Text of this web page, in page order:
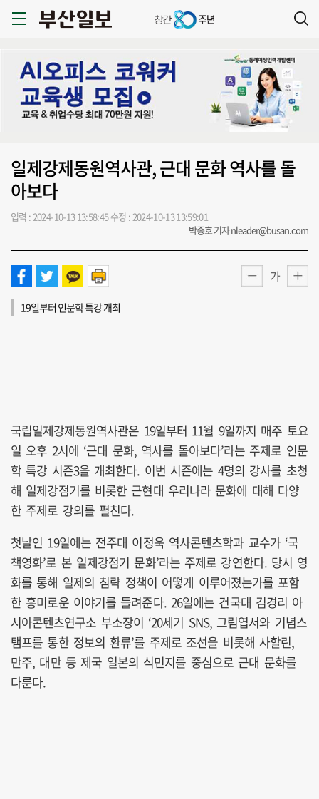
일제강제동원역사관, 근대 문화 역사를 돌
아보다
입력 : 2024-10-13 13:58:45수정 : 2024-10-13 13:59:01
박종호 기자 nleader@busan.com
가
19일부터 인문학 특강 개최
국립일제강제동원역사관은 19일부터 11월 9일까지 매주 토요
일 오후 2시에 ‘근대 문화, 역사를 돌아보다’라는 주제로 인문
학 특강 시즌3을 개최한다. 이번 시즌에는 4명의 강사를 초청
해 일제강점기를 비롯한 근현대 우리나라 문화에 대해 다양
한 주제로 강의를 펼친다.
첫날인 19일에는 전주대 이정욱 역사콘텐츠학과 교수가 ‘국
책영화’로 본 일제강점기 문화’라는 주제로 강연한다. 당시 영
화를 통해 일제의 침략 정책이 어떻게 이루어졌는가를 포함
한 흥미로운 이야기를 들려준다. 26일에는 건국대 김경리 아
시아콘텐츠연구소 부소장이 ‘20세기 SNS, 그림엽서와 기념스
탬프를 통한 정보의 환류’를 주제로 조선을 비롯해 사할린,
만주, 대만 등 제국 일본의 식민지를 중심으로 근대 문화를
다룬다.